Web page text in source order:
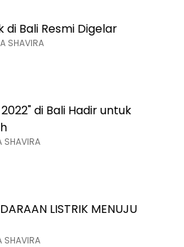
Bali Resmi Digelar
SHAVIRA
2022" di Bali Hadir untuk
SHAVIRA
LISTRIK MENUJU
SHAVIRA